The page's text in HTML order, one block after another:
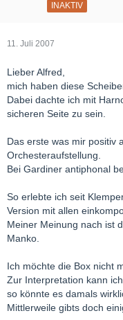
INAKTIV
11. Juli 2007
Lieber Alfred,
mich haben diese
Dabei dachte ich mit
sicheren Seite zu sein.
Das erste was mir positiv
Orchesteraufstellung.
Bei Gardiner antiphonal
So erlebte ich seit
Version mit allen
Meiner Meinung nach ist
Manko.
Ich möchte die Box nicht
Zur Interpretation kann
so könnte es damals
Mittlerweile gibts doch